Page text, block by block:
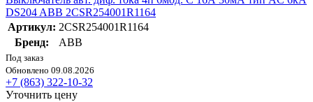
DS204 ABB 2CSR254001R1164
Артикул: 2CSR254001R1164
Бренд:
ABB
Под заказ
Обновлено 09.08.2026
+7 (863) 322-10-32
Уточнить цену